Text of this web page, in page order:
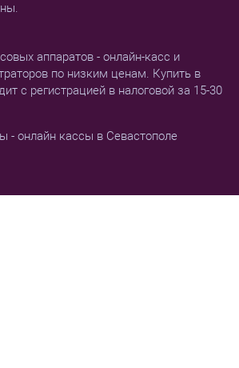
аппаратов - онлайн-касс и
по низким ценам. Купить в
с регистрацией в налоговой за 15-30
- онлайн кассы в Севастополе